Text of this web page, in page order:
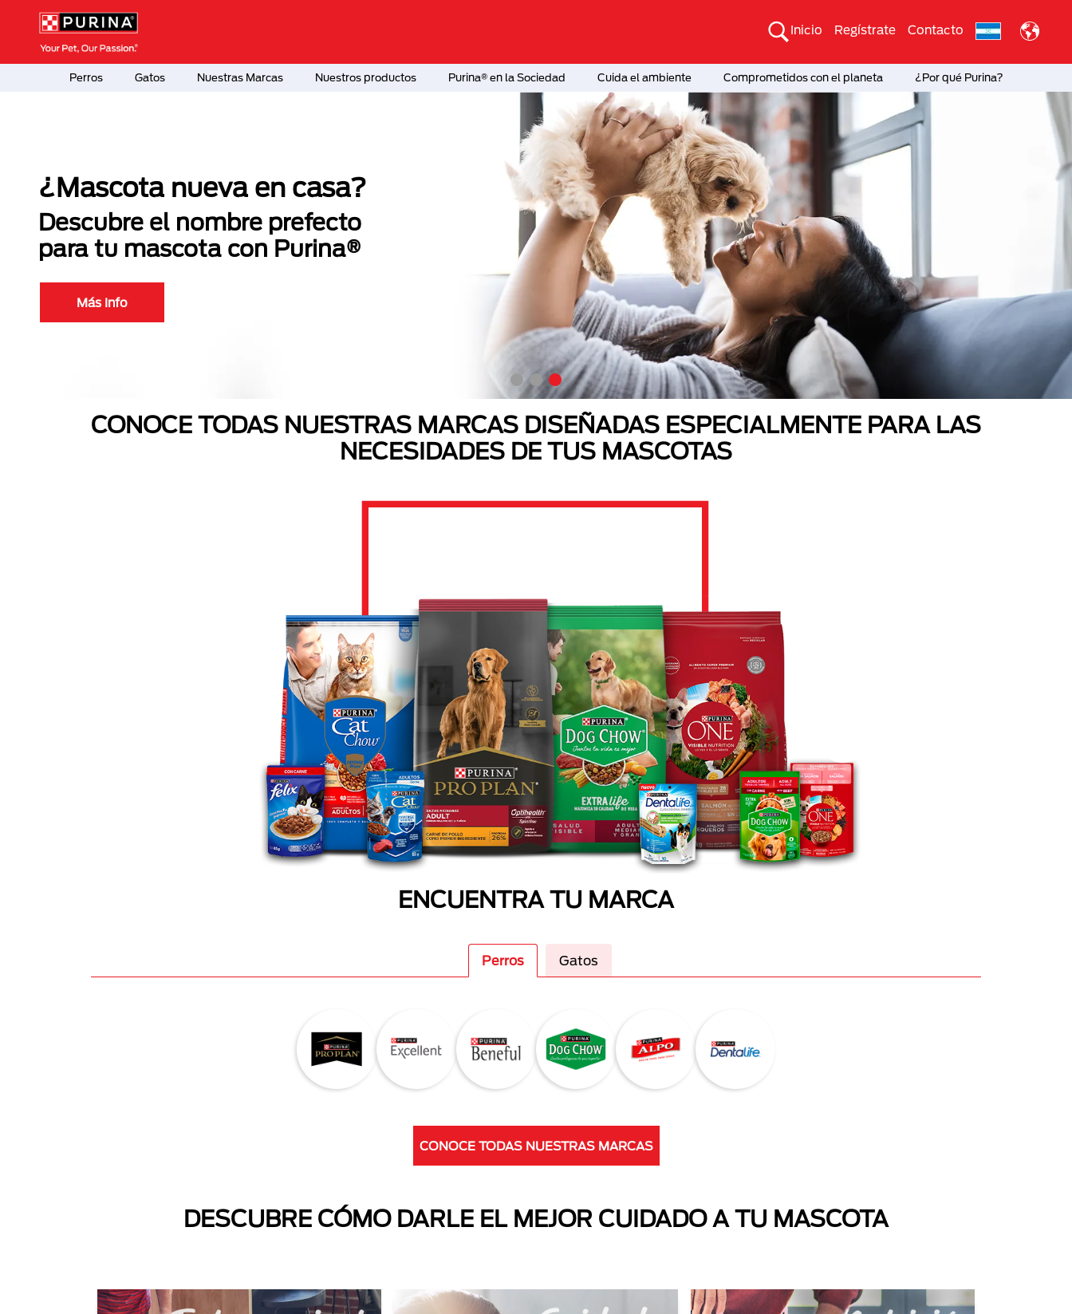
Pasar al contenido principal
Menú Secundario Purina
Inicio Regístrate Contacto
Menú Principal Purina
Perros Gatos Nuestras Marcas Nuestros productos Purina® en la Sociedad Cuida el ambiente Comprometidos con el planeta ¿Por qué Purina?
¿Mascota nueva en casa?
Descubre el nombre prefecto
para tu mascota con Purina®
Más Info
CONOCE TODAS NUESTRAS MARCAS DISEÑADAS ESPECIALMENTE PARA LAS
NECESIDADES DE TUS MASCOTAS
ENCUENTRA TU MARCA
Perros Gatos
CONOCE TODAS NUESTRAS MARCAS
DESCUBRE CÓMO DARLE EL MEJOR CUIDADO A TU MASCOTA